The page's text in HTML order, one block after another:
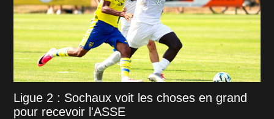
Ligue 2 : Sochaux voit les choses en grand
pour recevoir l'ASSE